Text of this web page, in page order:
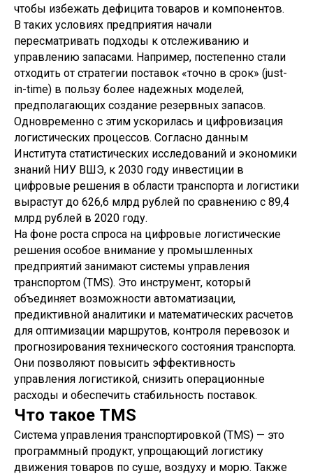
чтобы избежать дефицита товаров и компонентов.
В таких условиях предприятия начали
пересматривать подходы к отслеживанию и
управлению запасами. Например, постепенно стали
отходить от стратегии поставок «точно в срок» (just-
in-time) в пользу более надежных моделей,
предполагающих создание резервных запасов.
Одновременно с этим ускорилась и цифровизация
логистических процессов. Согласно данным
Института статистических исследований и экономики
знаний НИУ ВШЭ, к 2030 году инвестиции в
цифровые решения в области транспорта и логистики
вырастут до 626,6 млрд рублей по сравнению с 89,4
млрд рублей в 2020 году.
На фоне роста спроса на цифровые логистические
решения особое внимание у промышленных
предприятий занимают системы управления
транспортом (TMS). Это инструмент, который
объединяет возможности автоматизации,
предиктивной аналитики и математических расчетов
для оптимизации маршрутов, контроля перевозок и
прогнозирования технического состояния транспорта.
Они позволяют повысить эффективность
управления логистикой, снизить операционные
расходы и обеспечить стабильность поставок.
Что такое TMS
Система управления транспортировкой (TMS) — это
программный продукт, упрощающий логистику
движения товаров по суше, воздуху и морю. Также